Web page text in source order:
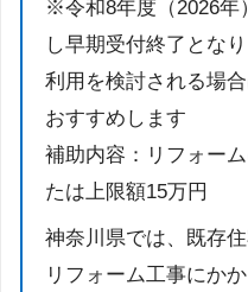
※令和8年度（2026年
し早期受付終了とな
利用を検討される場
おすすめします
補助内容：リフォー
たは上限額15万円
神奈川県では、既存
リフォーム工事にか